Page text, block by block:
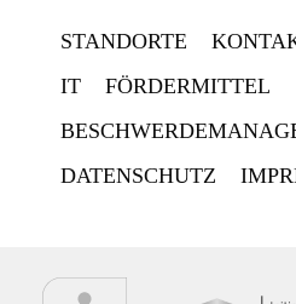
STANDORTE
IT
FÖRDERMITTEL
DATENSCHUTZ